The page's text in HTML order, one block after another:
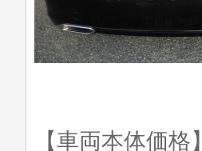
【車両本体価格】